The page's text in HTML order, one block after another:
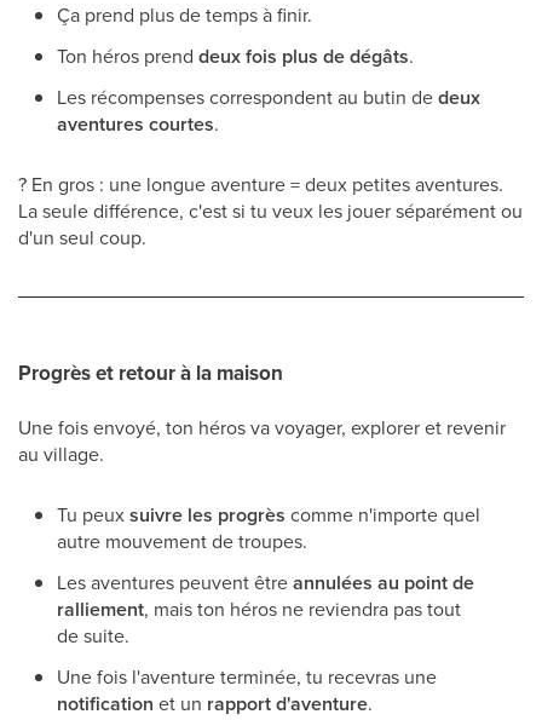
Ça prend plus de temps à finir.
Ton héros prend deux fois plus de dégâts.
Les récompenses correspondent au butin dedeux
aventures courtes.
? En gros : une longue aventure = deux petites aventures.
La seule différence, c'est si tu veux les jouer séparément ou
d'un seul coup.
Progrès et retour à la maison
Une fois envoyé, ton héros va voyager, explorer et revenir
au village.
Tu peuxsuivre les progrès comme n'importe quel
autre mouvement de troupes.
Les aventures peuvent êtreannulées au point de
ralliement, mais ton héros ne reviendra pas tout
de suite.
Une fois l'aventure terminée, tu recevras une
notification et un rapport d'aventure.